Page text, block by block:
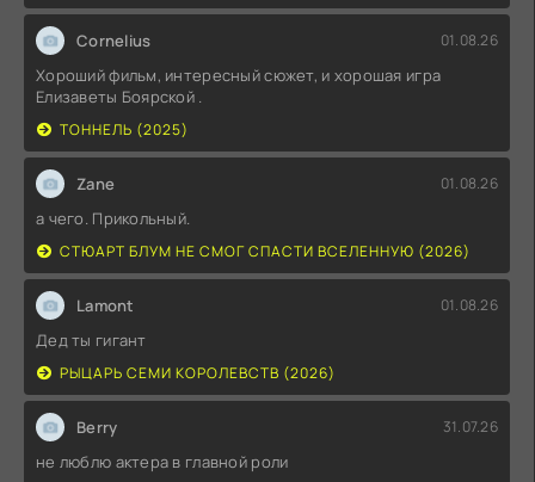
Cornelius 01.08.26
Хороший фильм, интересный сюжет, и хорошая игра
Елизаветы Боярской .
ТОННЕЛЬ (2025)
Zane 01.08.26
а чего. Прикольный.
СТЮАРТ БЛУМ НЕ СМОГ СПАСТИ ВСЕЛЕННУЮ (2026)
Lamont 01.08.26
Дед ты гигант
РЫЦАРЬ СЕМИ КОРОЛЕВСТВ (2026)
Berry 31.07.26
не люблю актера в главной роли